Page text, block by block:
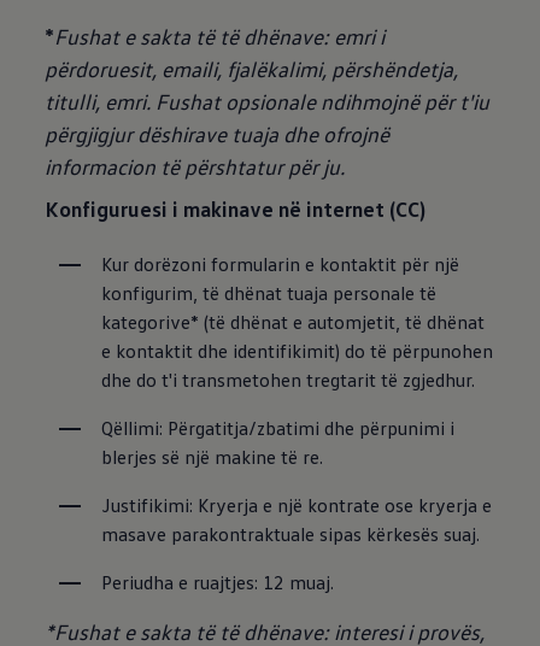
*Fushat e sakta të të dhënave: emri i
përdoruesit, emaili, fjalëkalimi, përshëndetja,
titulli, emri. Fushat opsionale ndihmojnë për t'iu
përgjigjur dëshirave tuaja dhe ofrojnë
informacion të përshtatur për ju.
Konfiguruesi i makinave në internet (CC)
Kur dorëzoni formularin e kontaktit për një
konfigurim, të dhënat tuaja personale të
kategorive* (të dhënat e automjetit, të dhënat
e kontaktit dhe identifikimit) do të përpunohen
dhe do t'i transmetohen tregtarit të zgjedhur.
Qëllimi: Përgatitja/zbatimi dhe përpunimi i
blerjes së një makine të re.
Justifikimi: Kryerja e një kontrate ose kryerja e
masave parakontraktuale sipas kërkesës suaj.
Periudha e ruajtjes: 12 muaj.
*Fushat e sakta të të dhënave: interesi i provës,